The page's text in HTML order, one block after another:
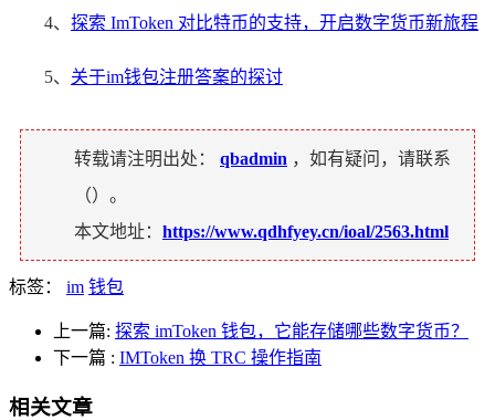
4、 探索 ImToken 对比特币的支持，开启数字货币新旅程
5、 关于im钱包注册答案的探讨
转载请注明出处： qbadmin ，如有疑问，请联系
（）。
本文地址： https://www.qdhfyey.cn/ioal/2563.html
标签： im 钱包
上一篇: 探索 imToken 钱包，它能存储哪些数字货币？
下一篇 : IMToken 换 TRC 操作指南
相关文章